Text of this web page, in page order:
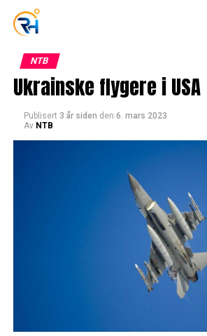
NTB
Ukrainske flygere i USA
Publisert 3 år siden den 6. mars 2023
Av NTB